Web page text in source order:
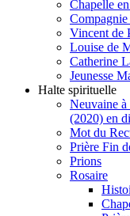
Chapelle
Vincent de
Louise de
Catherine
Jeunesse
Halte spirituelle
Neuvaine
(2020) en
Mot du
Prière Fin
Prions
Rosaire